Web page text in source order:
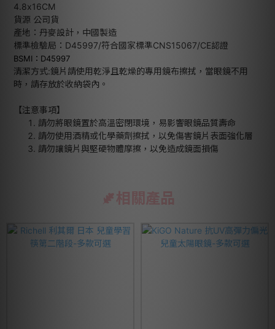
4.8x16CM
貨源 公司貨
產地：丹麥設計，中國製造
標準檢驗局：D45997/符合國家標準CNS15067/CE認證
BSMI：D45997
清潔方式:鏡片請使用乾淨且乾燥的專用鏡布擦拭，當眼鏡不用
時，請存放於收納袋內。
【注意事項】
請勿將眼鏡置於高溫密閉環境，易影響眼鏡品質壽命
請勿使用酒精或化學藥劑擦拭，以免傷害鏡片表面強化層
請勿讓鏡片與堅硬物體摩擦，以免造成鏡面損傷
相關產品